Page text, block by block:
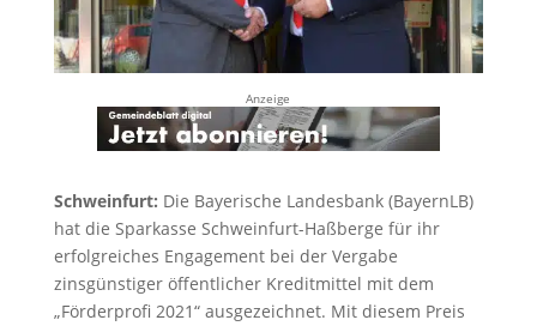
Anzeige
Schweinfurt: Die Bayerische Landesbank (BayernLB)
hat die Sparkasse Schweinfurt-Haßberge für ihr
erfolgreiches Engagement bei der Vergabe
zinsgünstiger öffentlicher Kreditmittel mit dem
„Förderprofi 2021“ ausgezeichnet. Mit diesem Preis